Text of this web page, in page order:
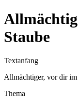
Staube
Textanfang
Allmächtiger, vor dir im
Thema